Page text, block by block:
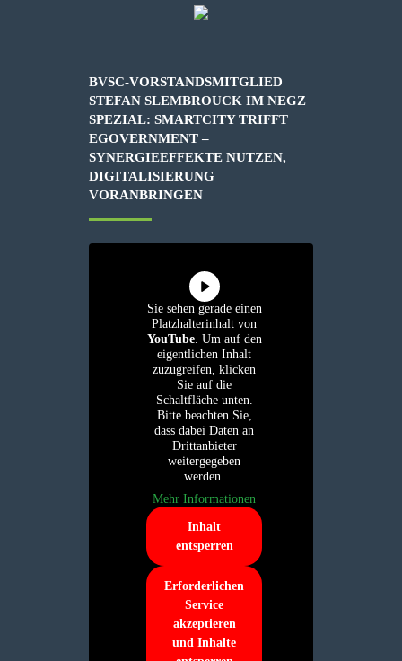
BVSC-VORSTANDSMITGLIED
STEFAN SLEMBROUCK IM NEGZ
SPEZIAL: SMARTCITY TRIFFT
EGOVERNMENT –
SYNERGIEEFFEKTE NUTZEN,
DIGITALISIERUNG
VORANBRINGEN
Sie sehen gerade einen
Platzhalterinhalt von
YouTube. Um auf den
eigentlichen Inhalt
zuzugreifen, klicken
Sie auf die
Schaltfläche unten.
Bitte beachten Sie,
dass dabei Daten an
Drittanbieter
weitergegeben
werden.
Mehr Informationen
Inhalt
entsperren
Erforderlichen
Service
akzeptieren
und Inhalte